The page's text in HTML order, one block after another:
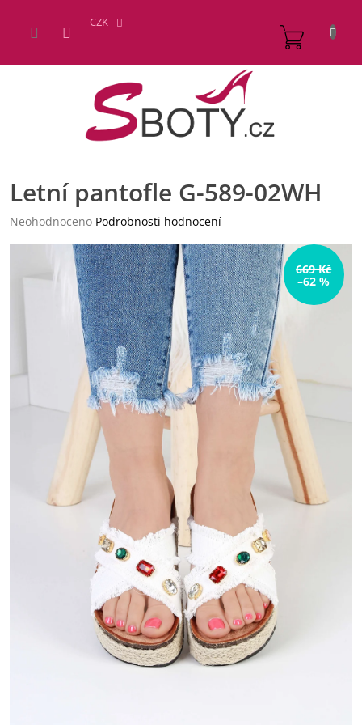
obsah
CZK
Letní pantofle G-589-02WH
Průměrné
0,0
Neohodnoceno Podrobnosti hodnocení
669 Kč
–62 %